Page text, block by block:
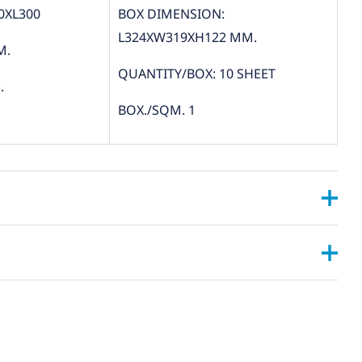
BOX DIMENSION:
L324XW319XH122 MM.
QUANTITY/BOX: 10 SHEET
BOX./SQM. 1